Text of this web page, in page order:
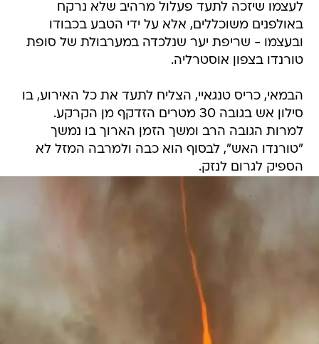
ובעצמו - שריפת יער שנלכדה במערבולת של סופת
טורנדו בצפון אוסטרליה.
הבמאי, כריס טנגאיי, הצליח לתעד את כל האירוע, בו
למרות הגובה הרב ומשך הזמן הארוך בו נמשך
"טורנדו האש", לבסוף הוא כבה ולמרבה המזל לא
הספיק לגרום לנזק.